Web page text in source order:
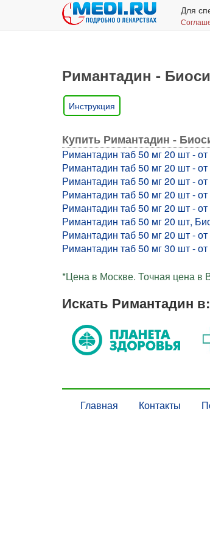
Для
Римантадин -
Инструкция
Купить Римантадин -
Римантадин таб 50 мг 20 шт - от
Римантадин таб 50 мг 20 шт - от
Римантадин таб 50 мг 20 шт - от
Римантадин таб 50 мг 20 шт - от
Римантадин таб 50 мг 20 шт - от
Римантадин таб 50 мг 20 шт,
Римантадин таб 50 мг 20 шт - от
Римантадин таб 50 мг 30 шт - от
*Цена в Москве. Точная цена в
Искать Римантадин в:
Главная Контакты